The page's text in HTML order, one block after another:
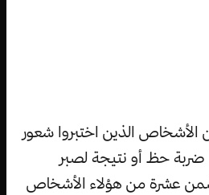
الأشخاص الذين اختبروا شعور
ضربة حظ أو نتيجة لصبر
عشرة من هؤلاء الأشخاص